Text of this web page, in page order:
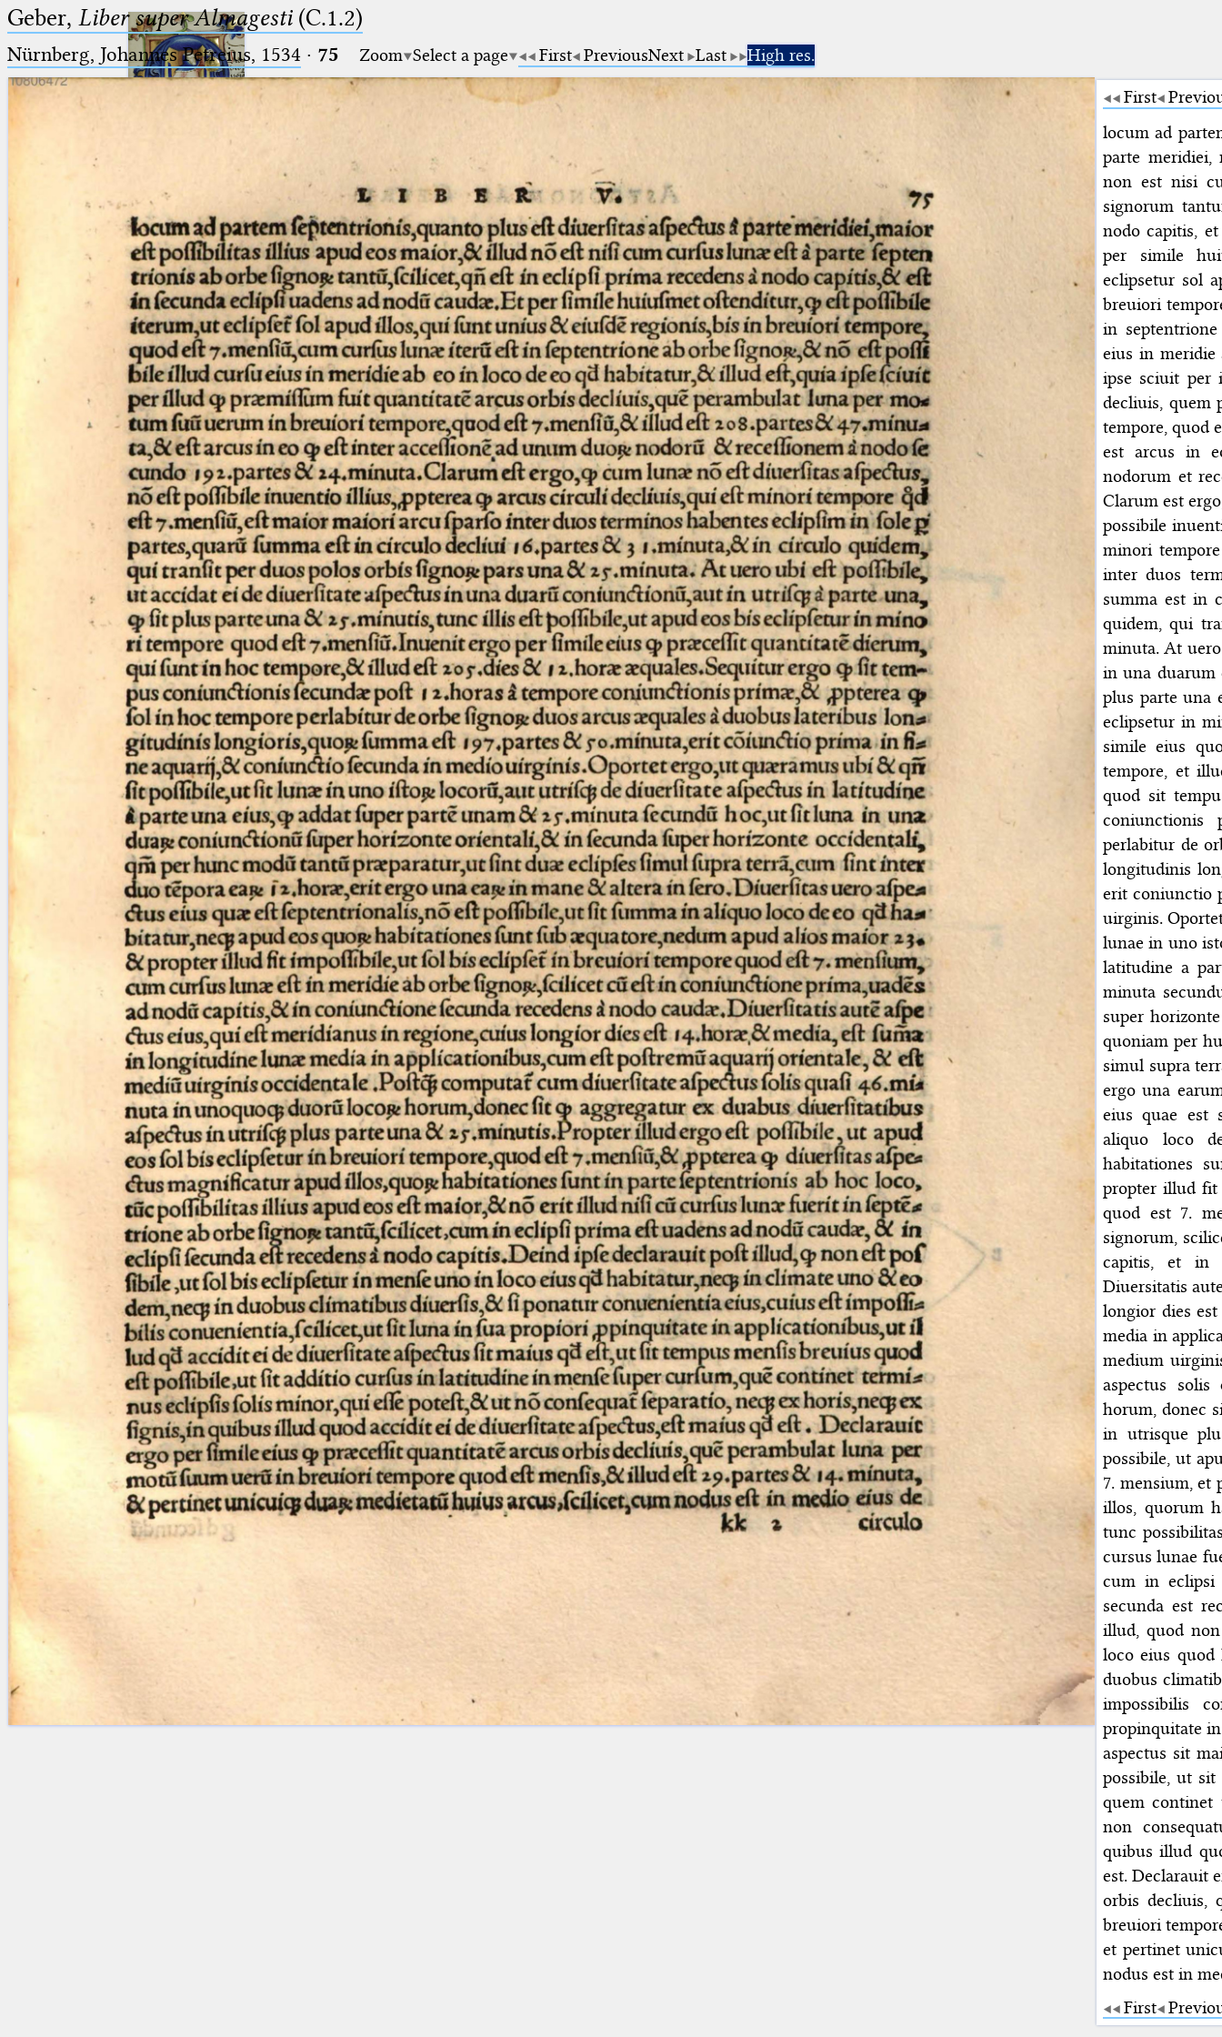
Ptolemaeus
Arabus et Latinus
(the underscore) is the placeholder
for exactly one character.
(the percent sign) is the
placeholder for no, one or more
than one character.
%%
(two percent signs) is the
placeholder for no, one or more
than one character, but not for
blank space (so that a search ends
at word boundaries).
🔎︎
Start
Project
Team
News
Jobs
Publications
Conference
Arabic Works
Arabic Manuscripts
Latin Works
Latin Manuscripts
Latin Early Prints
Images
Texts
betaGlossary
Resources
Licenses·FAQ·Contact·
Impressum·Privacy
· 2013
Print 🖨
Geber, Liber super Almagesti(C.1.2)
Nürnberg, Johannes Petreius, 1534 · 75 Zoom Select a page First PreviousNext Last
High res.
First
locum ad
parte meridiei,
non est nisi
signorum
nodo capitis,
per simile
eclipsetur sol
breuiori
in
eius in meridie
ipse sciuit per
decliuis, quem
tempore, quod
est arcus in
nodorum et
Clarum est
possibile
minori
inter duos
summa est in
quidem, qui
minuta. At
in una duarum
plus parte una
eclipsetur in
simile eius
tempore, et
quod sit
perlabitur de
longitudinis
erit coniunctio
uirginis.
lunae in uno
latitudine a
minuta
super
quoniam per
simul supra
ergo una
eius quae est
aliquo loco
habitationes
propter illud fit
quod est 7.
signorum,
capitis, et in
Diuersitatis
longior dies
media in
medium
aspectus
horum, donec
in utrisque
possibile, ut
7. mensium, et
illos, quorum
tunc
cursus lunae
cum in eclipsi
secunda est
illud, quod
loco eius quod
duobus
impossibilis
propinquitate
aspectus sit
possibile, ut
quem continet
non
quibus illud
est. Declarauit
orbis decliuis,
breuiori
et pertinet
nodus est in
First